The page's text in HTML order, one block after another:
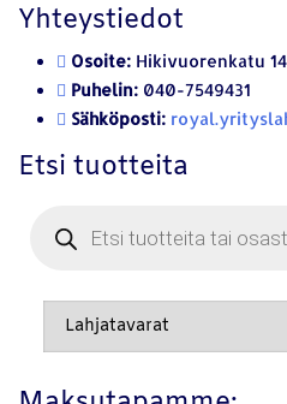
Yhteystiedot
Osoite: Hikivuorenkatu
Puhelin: 040-7549431
Sähköposti:
Etsi tuotteita
search